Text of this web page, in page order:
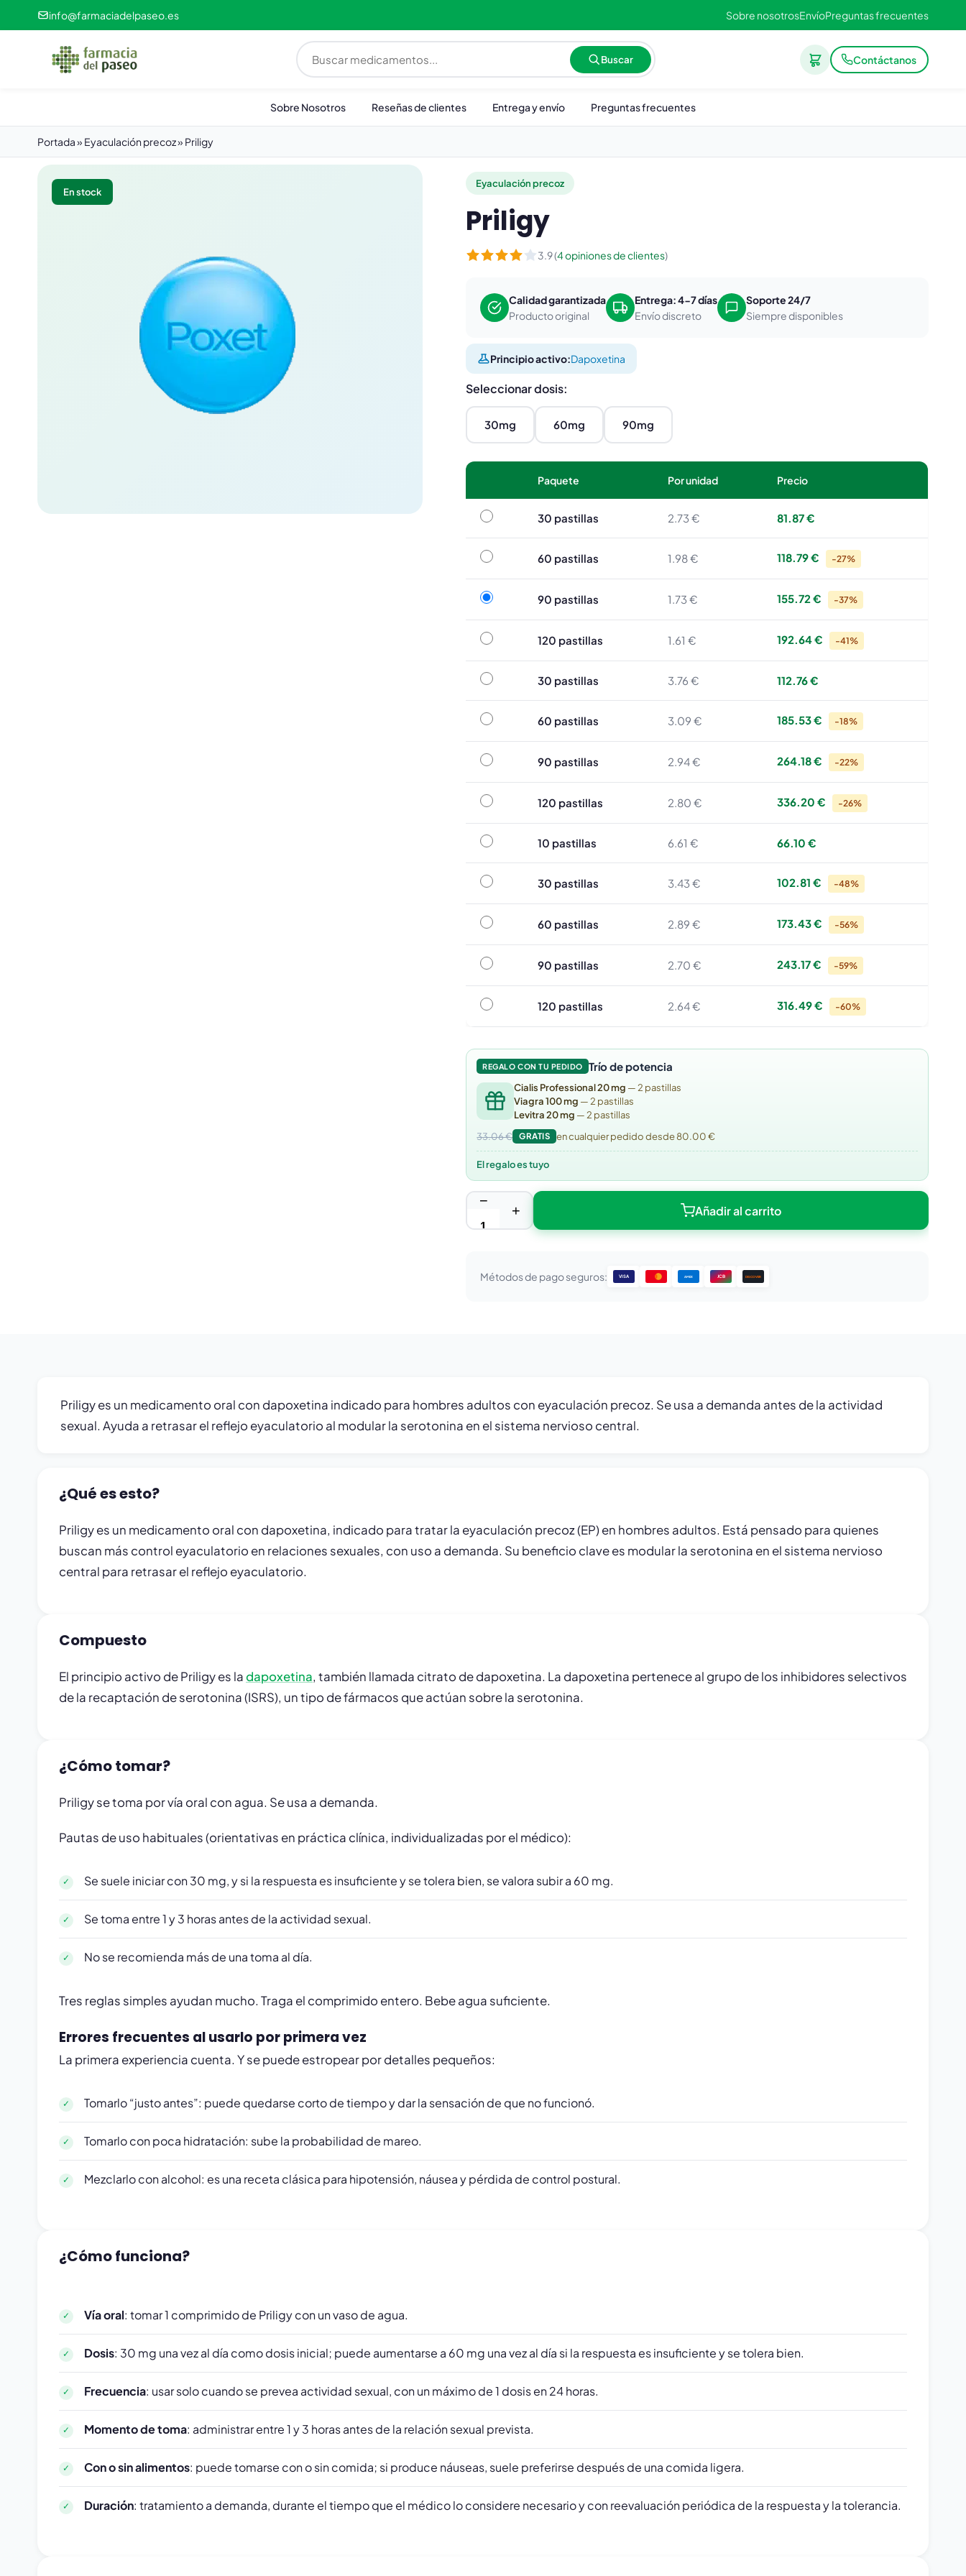
info@farmaciadelpaseo.es Sobre nosotrosEnvíoPreguntas frecuentes
Buscar Contáctanos
Sobre Nosotros Reseñas de clientes Entrega y envío Preguntas frecuentes
Portada» Eyaculación precoz» Priligy
En stock
Eyaculación precoz
Priligy
3.9 (4 opiniones de clientes)
Calidad garantizada
Producto original
Entrega: 4-7 días
Envío discreto
Soporte 24/7
Siempre disponibles
Principio activo:Dapoxetina
Seleccionar dosis:
30mg 60mg 90mg
Paquete Por unidad Precio
30 pastillas30 pastillas 2.73 € 81.87 €
60 pastillas60 pastillas 1.98 € 118.79 € -27%
90 pastillas90 pastillas 1.73 € 155.72 € -37%
120 pastillas120 pastillas 1.61 € 192.64 € -41%
30 pastillas30 pastillas 3.76 € 112.76 €
60 pastillas60 pastillas 3.09 € 185.53 € -18%
90 pastillas90 pastillas 2.94 € 264.18 € -22%
120 pastillas120 pastillas 2.80 € 336.20 € -26%
10 pastillas 10 pastillas 6.61 € 66.10 €
30 pastillas30 pastillas 3.43 € 102.81 € -48%
60 pastillas60 pastillas 2.89 € 173.43 € -56%
90 pastillas90 pastillas 2.70 € 243.17 € -59%
120 pastillas120 pastillas 2.64 € 316.49 € -60%
REGALO CON TU PEDIDO Trío de potencia
Cialis Professional 20 mg — 2 pastillas
Viagra 100 mg — 2 pastillas
Levitra 20 mg — 2 pastillas
33.06 €
GRATIS en cualquier pedido desde 80.00 €
El regalo es tuyo
−
+ Añadir al carrito
Métodos de pago seguros: VISA AMEX JCB DISCOVER
Priligy es un medicamento oral con dapoxetina indicado para hombres adultos con eyaculación precoz. Se usa a demanda antes de la actividad
sexual. Ayuda a retrasar el reflejo eyaculatorio al modular la serotonina en el sistema nervioso central.
¿Qué es esto?
Priligy es un medicamento oral con dapoxetina, indicado para tratar la eyaculación precoz (EP) en hombres adultos. Está pensado para quienes
buscan más control eyaculatorio en relaciones sexuales, con uso a demanda. Su beneficio clave es modular la serotonina en el sistema nervioso
central para retrasar el reflejo eyaculatorio.
Compuesto
El principio activo de Priligy es ladapoxetina, también llamada citrato de dapoxetina. La dapoxetina pertenece al grupo de los inhibidores selectivos
de la recaptación de serotonina (ISRS), un tipo de fármacos que actúan sobre la serotonina.
¿Cómo tomar?
Priligy se toma por vía oral con agua. Se usa a demanda.
Pautas de uso habituales (orientativas en práctica clínica, individualizadas por el médico):
Se suele iniciar con 30 mg, y si la respuesta es insuficiente y se tolera bien, se valora subir a 60 mg.
Se toma entre 1 y 3 horas antes de la actividad sexual.
No se recomienda más de una toma al día.
Tres reglas simples ayudan mucho. Traga el comprimido entero. Bebe agua suficiente.
Errores frecuentes al usarlo por primera vez
La primera experiencia cuenta. Y se puede estropear por detalles pequeños:
Tomarlo “justo antes”: puede quedarse corto de tiempo y dar la sensación de que no funcionó.
Tomarlo con poca hidratación: sube la probabilidad de mareo.
Mezclarlo con alcohol: es una receta clásica para hipotensión, náusea y pérdida de control postural.
¿Cómo funciona?
Vía oral: tomar 1 comprimido de Priligy con un vaso de agua.
Dosis: 30 mg una vez al día como dosis inicial; puede aumentarse a 60 mg una vez al día si la respuesta es insuficiente y se tolera bien.
Frecuencia: usar solo cuando se prevea actividad sexual, con un máximo de 1 dosis en 24 horas.
Momento de toma: administrar entre 1 y 3 horas antes de la relación sexual prevista.
Con o sin alimentos: puede tomarse con o sin comida; si produce náuseas, suele preferirse después de una comida ligera.
Duración: tratamiento a demanda, durante el tiempo que el médico lo considere necesario y con reevaluación periódica de la respuesta y la tolerancia.